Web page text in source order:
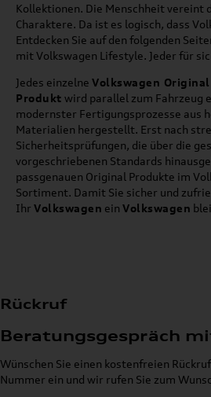
Kollektionen. Die Menschheit vereint
Charaktere. Da ist es logisch, dass
Entdecken Sie auf den folgenden
mit Volkswagen Lifestyle. Jeder für
Jedes einzelne Volkswagen
Produkt wird parallel zum Fahrzeug
modernster Fertigungsprozesse aus
Materialien hergestellt. Erst nach
Sicherheitsprüfungen, die über die
vorgeschriebenen Standards
passgenauen Original Produkte im
Sortiment. Damit Sie sicher und
Ihr Volkswagen ein Volkswagen
Rückruf
Beratungsgespräch
Wünschen Sie einen kostenfreien
Nummer ein und wir rufen Sie zum